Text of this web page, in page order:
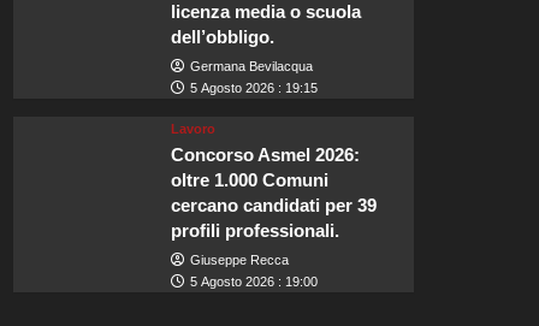
licenza media o scuola
dell’obbligo.
Germana Bevilacqua
5 Agosto 2026 : 19:15
Lavoro
Concorso Asmel 2026:
oltre 1.000 Comuni
cercano candidati per 39
profili professionali.
Giuseppe Recca
5 Agosto 2026 : 19:00